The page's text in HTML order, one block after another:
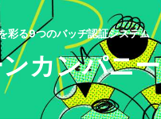
彩る9つのバッヂ認証システム
カンパニー